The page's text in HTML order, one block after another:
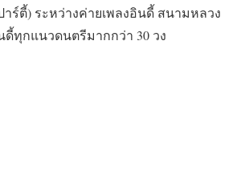
าร์ตี้) ระหว่างค่ายเพลงอินดี้ สนามหลวง
ทุกแนวดนตรีมากกว่า 30 วง